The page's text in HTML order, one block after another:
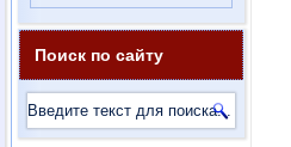
Поиск по сайту